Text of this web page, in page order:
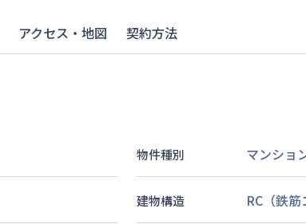
アクセス・地図 契約方法
物件種別 マンショ
建物構造 RC（鉄筋